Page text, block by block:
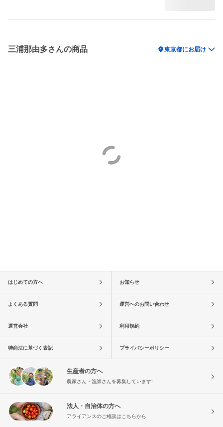
三浦那由多さんの商品 location_on東京都にお届け
はじめての方へ お知らせ
よくある質問 運営へのお問い合わせ
運営会社 利用規約
特商法に基づく表記 プライバシーポリシー
生産者の方へ
農家さん・漁師さんを募集しています!
法人・自治体の方へ
アライアンスのご相談はこちらから